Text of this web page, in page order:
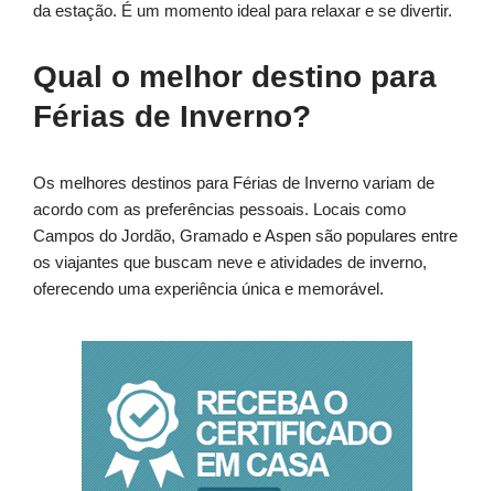
da estação. É um momento ideal para relaxar e se divertir.
Qual o melhor destino para
Férias de Inverno?
Os melhores destinos para Férias de Inverno variam de
acordo com as preferências pessoais. Locais como
Campos do Jordão, Gramado e Aspen são populares entre
os viajantes que buscam neve e atividades de inverno,
oferecendo uma experiência única e memorável.